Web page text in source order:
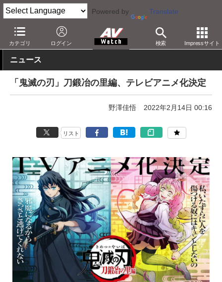
Powered by Translate
カテゴリ ログイン 検索 Impressサイト
AV Watch コンテンツ・サービス 放送 その他
ニュース
「鬼滅の刃」刀鍛冶の里編、テレビアニメ化決定
野澤佳悟 2022年2月14日 00:16
リスト